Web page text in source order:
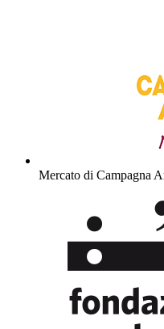
Mercato di Campagna